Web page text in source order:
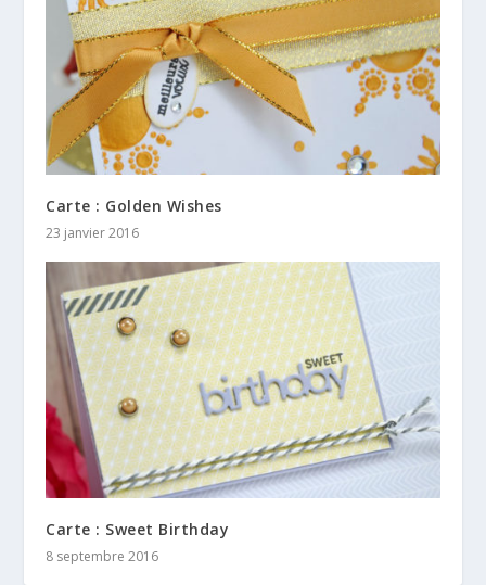
Carte : Golden Wishes
23 janvier 2016
Carte : Sweet Birthday
8 septembre 2016